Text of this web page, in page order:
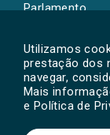
Utilizamos
prestação dos
navegar,
Mais
e Política de
Parlamento